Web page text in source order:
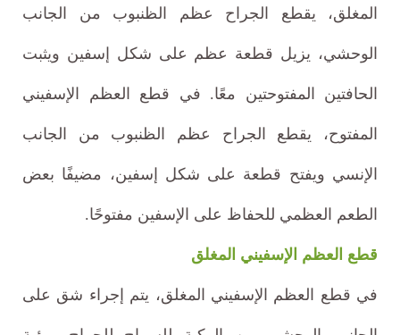
المغلق، يقطع الجراح عظم الظنبوب من الجانب
الوحشي، يزيل قطعة عظم على شكل إسفين ويثبت
الحافتين المفتوحتين معًا. في قطع العظم الإسفيني
المفتوح، يقطع الجراح عظم الظنبوب من الجانب
الإنسي ويفتح قطعة على شكل إسفين، مضيفًا بعض
الطعم العظمي للحفاظ على الإسفين مفتوحًا.
قطع العظم الإسفيني المغلق
في قطع العظم الإسفيني المغلق، يتم إجراء شق على